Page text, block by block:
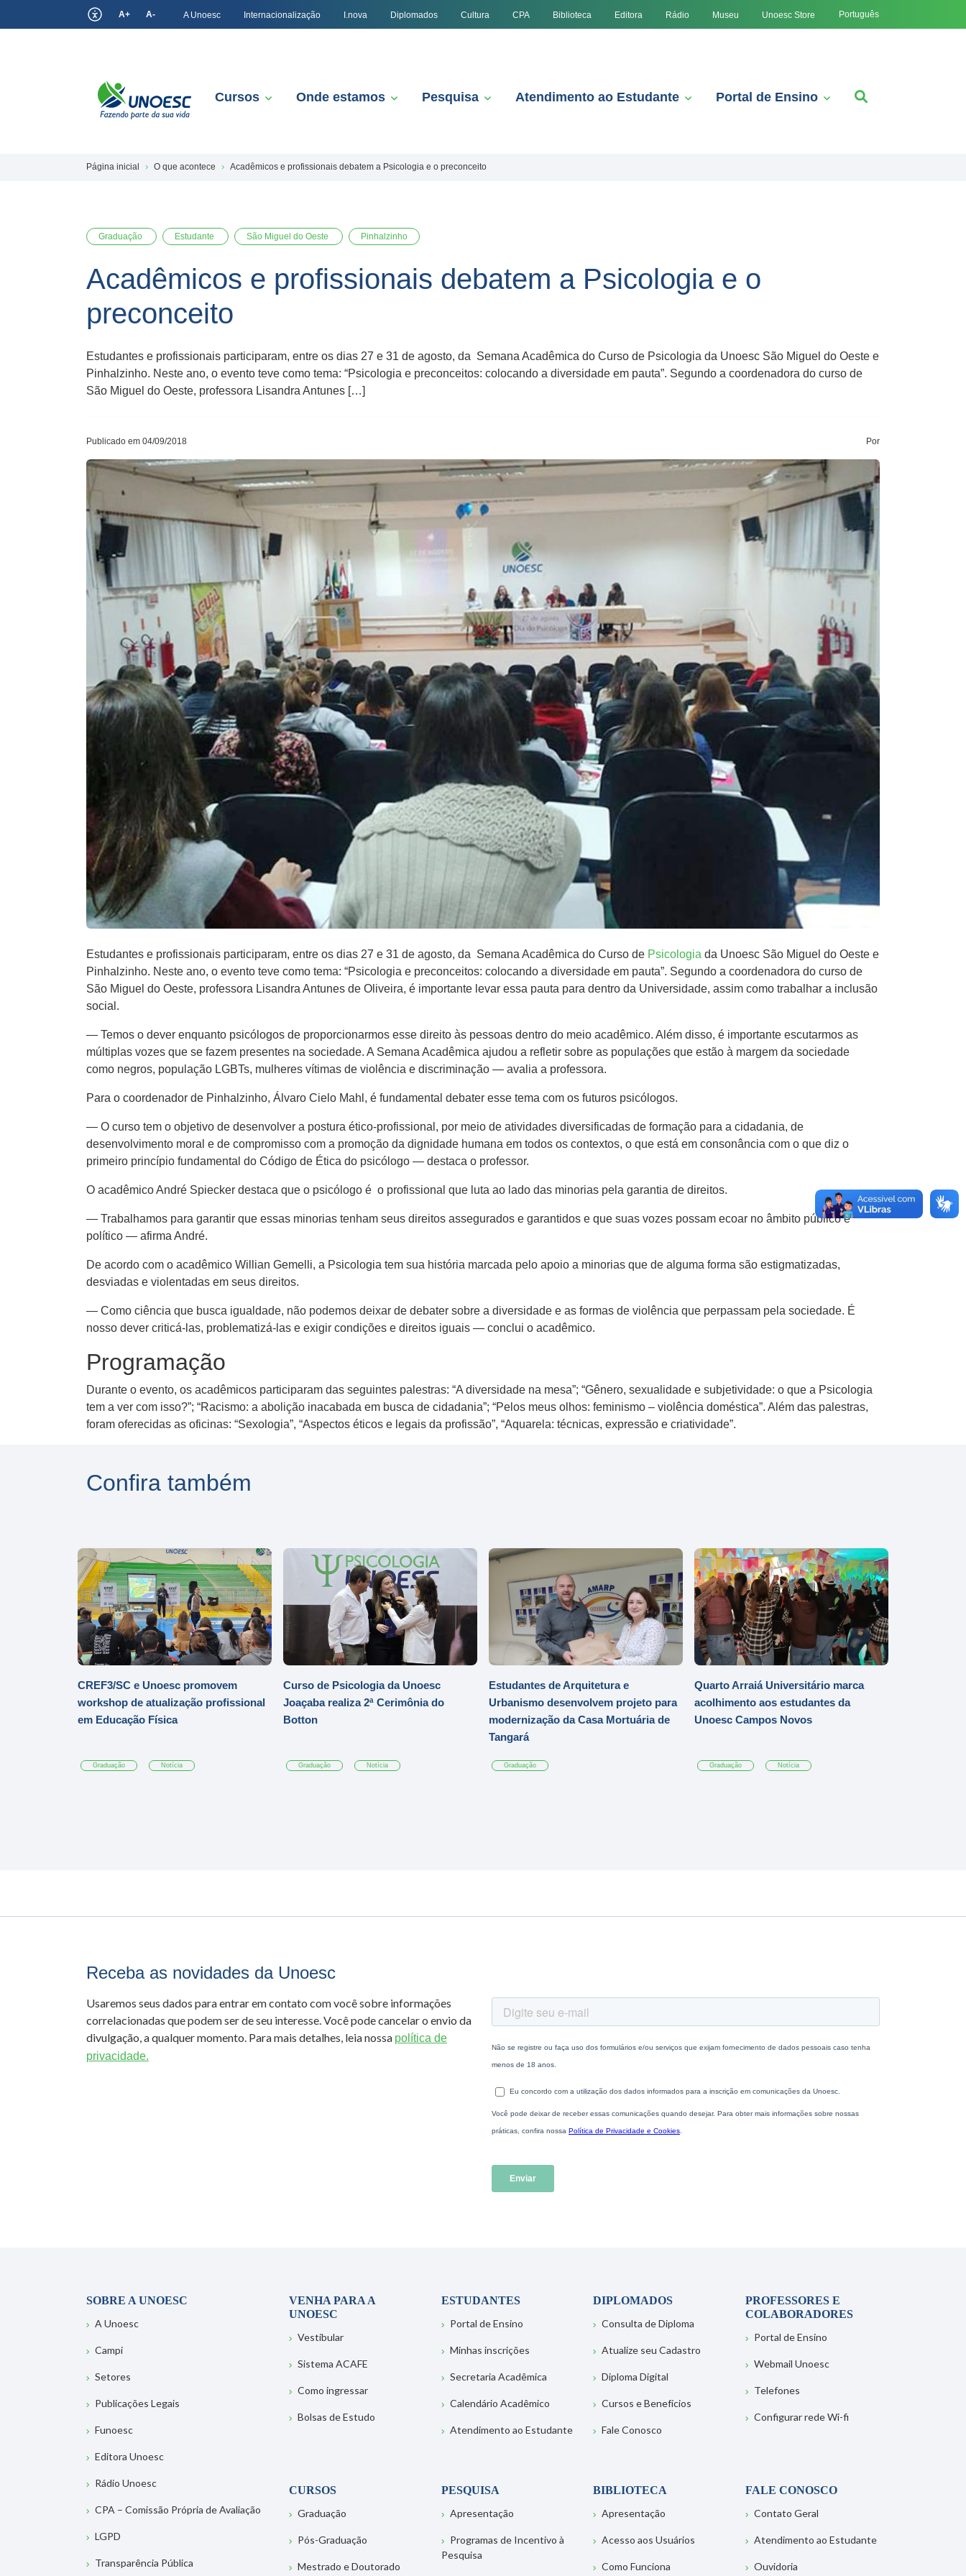
A+ A- A Unoesc Internacionalização I.nova Diplomados Cultura CPA Biblioteca Editora Rádio Museu Unoesc Store Português
Cursos Onde estamos Pesquisa Atendimento ao Estudante Portal de Ensino
Página inicial O que acontece Acadêmicos e profissionais debatem a Psicologia e o preconceito
Graduação Estudante São Miguel do Oeste Pinhalzinho
Acadêmicos e profissionais debatem a Psicologia e o
preconceito
Estudantes e profissionais participaram, entre os dias 27 e 31 de agosto, da Semana Acadêmica do Curso de Psicologia da Unoesc São Miguel do Oeste e
Pinhalzinho. Neste ano, o evento teve como tema: “Psicologia e preconceitos: colocando a diversidade em pauta”. Segundo a coordenadora do curso de
São Miguel do Oeste, professora Lisandra Antunes […]
Publicado em 04/09/2018 Por
Estudantes e profissionais participaram, entre os dias 27 e 31 de agosto, da Semana Acadêmica do Curso de Psicologia da Unoesc São Miguel do Oeste e
Pinhalzinho. Neste ano, o evento teve como tema: “Psicologia e preconceitos: colocando a diversidade em pauta”. Segundo a coordenadora do curso de
São Miguel do Oeste, professora Lisandra Antunes de Oliveira, é importante levar essa pauta para dentro da Universidade, assim como trabalhar a inclusão
social.
— Temos o dever enquanto psicólogos de proporcionarmos esse direito às pessoas dentro do meio acadêmico. Além disso, é importante escutarmos as
múltiplas vozes que se fazem presentes na sociedade. A Semana Acadêmica ajudou a refletir sobre as populações que estão à margem da sociedade
como negros, população LGBTs, mulheres vítimas de violência e discriminação — avalia a professora.
Para o coordenador de Pinhalzinho, Álvaro Cielo Mahl, é fundamental debater esse tema com os futuros psicólogos.
— O curso tem o objetivo de desenvolver a postura ético-profissional, por meio de atividades diversificadas de formação para a cidadania, de
desenvolvimento moral e de compromisso com a promoção da dignidade humana em todos os contextos, o que está em consonância com o que diz o
primeiro princípio fundamental do Código de Ética do psicólogo — destaca o professor.
O acadêmico André Spiecker destaca que o psicólogo é o profissional que luta ao lado das minorias pela garantia de direitos.
— Trabalhamos para garantir que essas minorias tenham seus direitos assegurados e garantidos e que suas vozes possam ecoar no âmbito público e
político — afirma André.
De acordo com o acadêmico Willian Gemelli, a Psicologia tem sua história marcada pelo apoio a minorias que de alguma forma são estigmatizadas,
desviadas e violentadas em seus direitos.
— Como ciência que busca igualdade, não podemos deixar de debater sobre a diversidade e as formas de violência que perpassam pela sociedade. É
nosso dever criticá-las, problematizá-las e exigir condições e direitos iguais — conclui o acadêmico.
Programação
Durante o evento, os acadêmicos participaram das seguintes palestras: “A diversidade na mesa”; “Gênero, sexualidade e subjetividade: o que a Psicologia
tem a ver com isso?”; “Racismo: a abolição inacabada em busca de cidadania”; “Pelos meus olhos: feminismo – violência doméstica”. Além das palestras,
foram oferecidas as oficinas: “Sexologia”, “Aspectos éticos e legais da profissão”, “Aquarela: técnicas, expressão e criatividade”.
Confira também
CREF3/SC e Unoesc promovem
workshop de atualização profissional
em Educação Física
Graduação Notícia
Curso de Psicologia da Unoesc
Joaçaba realiza 2ª Cerimônia do
Botton
Graduação Notícia
Estudantes de Arquitetura e
Urbanismo desenvolvem projeto para
modernização da Casa Mortuária de
Tangará
Graduação
Quarto Arraiá Universitário marca
acolhimento aos estudantes da
Unoesc Campos Novos
Graduação Notícia
Receba as novidades da Unoesc
Usaremos seus dados para entrar em contato com você sobre informações
correlacionadas que podem ser de seu interesse. Você pode cancelar o envio da
divulgação, a qualquer momento. Para mais detalhes, leia nossa política de
privacidade.
SOBRE A UNOESC
A Unoesc
Campi
Setores
Publicações Legais
Funoesc
Editora Unoesc
Rádio Unoesc
CPA – Comissão Própria de Avaliação
LGPD
Transparência Pública
VENHA PARA A
UNOESC
Vestibular
Sistema ACAFE
Como ingressar
Bolsas de Estudo
ESTUDANTES
Portal de Ensino
Minhas inscrições
Secretaria Acadêmica
Calendário Acadêmico
Atendimento ao Estudante
DIPLOMADOS
Consulta de Diploma
Atualize seu Cadastro
Diploma Digital
Cursos e Benefícios
Fale Conosco
PROFESSORES E
COLABORADORES
Portal de Ensino
Webmail Unoesc
Telefones
Configurar rede Wi-fi
CURSOS
Graduação
Pós-Graduação
Mestrado e Doutorado
PESQUISA
Apresentação
Programas de Incentivo à
Pesquisa
BIBLIOTECA
Apresentação
Acesso aos Usuários
Como Funciona
FALE CONOSCO
Contato Geral
Atendimento ao Estudante
Ouvidoria